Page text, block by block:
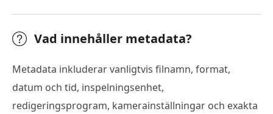
Vad innehåller metadata?
Metadata inkluderar vanligtvis filnamn, format,
datum och tid, inspelningsenhet,
redigeringsprogram, kamerainställningar och exakta